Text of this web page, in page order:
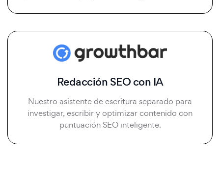
Redacción SEO con IA
Nuestro asistente de escritura separado para
investigar, escribir y optimizar contenido con
puntuación SEO inteligente.